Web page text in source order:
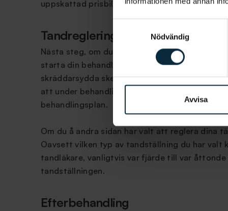
Nödvändig
Avvisa
uppskattad prisbild att ta ställning till.
Tandreglering i Falun
Nästa steg, om du beslutar dig för att
starta din behandling. Om du har valt
skräddarsydda skenor. Då får du även
att under behandlingens gång behöva bytas
behandlingsplan.
Om du å andra sidan har valt att reglera dina
Oavsett vilken typ av tandställning du har valt
tandläkare, vanligtvis var fjärde till var
tandställningen.
Efterbehandling